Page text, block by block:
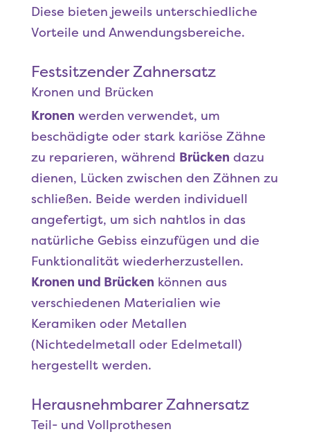
Diese bieten jeweils unterschiedliche
Vorteile und Anwendungsbereiche.
Festsitzender Zahnersatz
Kronen und Brücken
Kronen werden verwendet, um
beschädigte oder stark kariöse Zähne
zu reparieren, während Brücken dazu
dienen, Lücken zwischen den Zähnen zu
schließen. Beide werden individuell
angefertigt, um sich nahtlos in das
natürliche Gebiss einzufügen und die
Funktionalität wiederherzustellen.
Kronen und Brücken können aus
verschiedenen Materialien wie
Keramiken oder Metallen
(Nichtedelmetall oder Edelmetall)
hergestellt werden.
Herausnehmbarer Zahnersatz
Teil- und Vollprothesen